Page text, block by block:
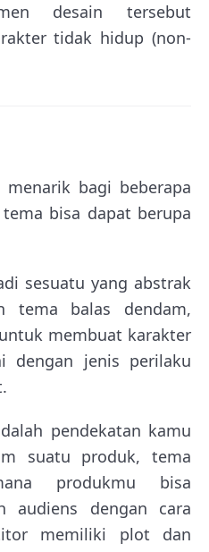
desain tersebut
tidak hidup (non-
bagi beberapa
bisa dapat berupa
sesuatu yang abstrak
tema balas dendam,
membuat karakter
dengan jenis perilaku
pendekatan kamu
suatu produk, tema
produkmu bisa
audiens dengan cara
memiliki plot dan